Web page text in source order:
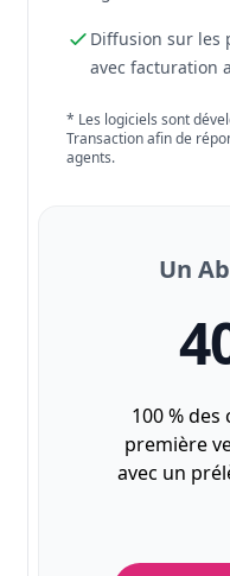
Diffusion sur les
avec facturation
* Les logiciels sont
Transaction afin de
agents.
Un
100 %
première
avec un